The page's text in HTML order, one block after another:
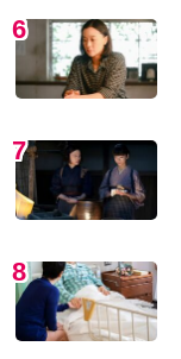
6
7
8